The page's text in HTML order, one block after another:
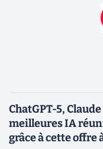
ChatGPT-5,
meilleures IA
grâce à cette offre